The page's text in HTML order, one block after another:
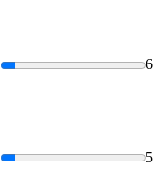
6
5